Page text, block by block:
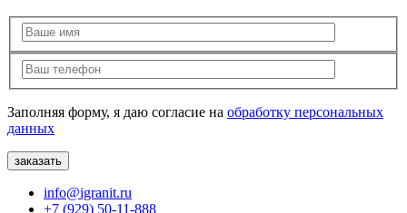
Заполняя форму, я даю согласие на обработку персональных
данных
info@igranit.ru
+7 (929) 50-11-888